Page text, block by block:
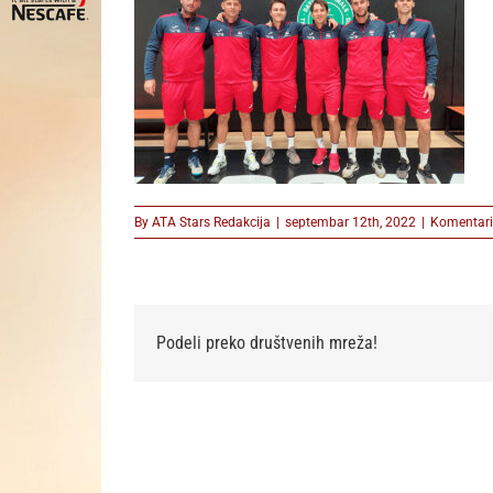
By ATA Stars Redakcija | septembar 12th, 2022 |
Podeli preko društvenih mreža!